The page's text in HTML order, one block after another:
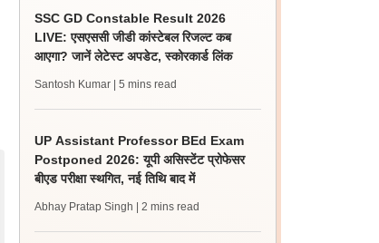
SSC GD Constable Result 2026
LIVE: एसएससी जीडी कांस्टेबल रिजल्ट कब
आएगा? जानें लेटेस्ट अपडेट, स्कोरकार्ड लिंक
Santosh Kumar | 5 mins read
UP Assistant Professor BEd Exam
Postponed 2026: यूपी असिस्टेंट प्रोफेसर
बीएड परीक्षा स्थगित, नई तिथि बाद में
Abhay Pratap Singh | 2 mins read